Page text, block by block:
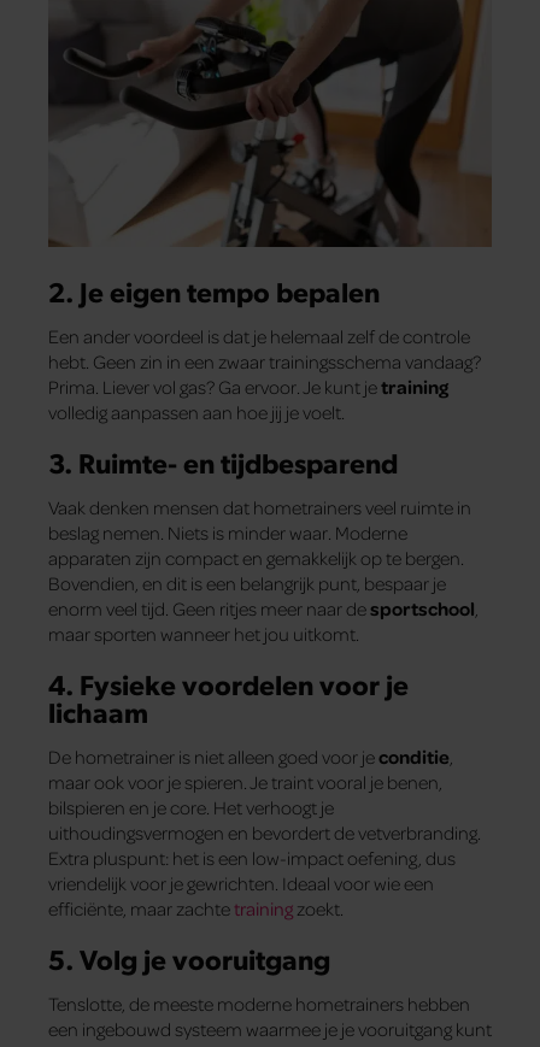
2. Je eigen tempo bepalen
Een ander voordeel is dat je helemaal zelf de controle
hebt. Geen zin in een zwaar trainingsschema vandaag?
Prima. Liever vol gas? Ga ervoor. Je kunt jetraining
volledig aanpassen aan hoe jij je voelt.
3. Ruimte- en tijdbesparend
Vaak denken mensen dat hometrainers veel ruimte in
beslag nemen. Niets is minder waar. Moderne
apparaten zijn compact en gemakkelijk op te bergen.
Bovendien, en dit is een belangrijk punt, bespaar je
enorm veel tijd. Geen ritjes meer naar desportschool
maar sporten wanneer het jou uitkomt.
4. Fysieke voordelen voor je
lichaam
De hometrainer is niet alleen goed voor jeconditie,
maar ook voor je spieren. Je traint vooral je benen,
bilspieren en je core. Het verhoogt je
uithoudingsvermogen en bevordert de vetverbranding.
Extra pluspunt: het is een low-impact oefening, dus
vriendelijk voor je gewrichten. Ideaal voor wie een
efficiënte, maar zachtetraining zoekt.
5. Volg je vooruitgang
Tenslotte, de meeste moderne hometrainers hebben
een ingebouwd systeem waarmee je je vooruitgang kunt